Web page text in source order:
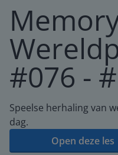
#076 -
Speelse herhaling van
dag.
Open deze les